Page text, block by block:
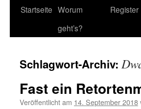
Startseite Worum
geht’s?
Register
Schlagwort-Archiv:
Fast ein
Veröffentlicht am 14. September 2018